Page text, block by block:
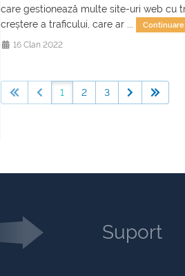
care gestionează multe site-uri web cu
creștere a traficului, care ar ...
16 Clan 2022
1 2 3
Suport